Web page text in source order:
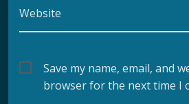
Website
Save my name, email, and
browser for the next time I